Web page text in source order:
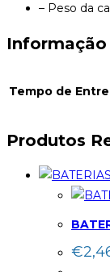
– Peso da
Tempo de
Produtos
€